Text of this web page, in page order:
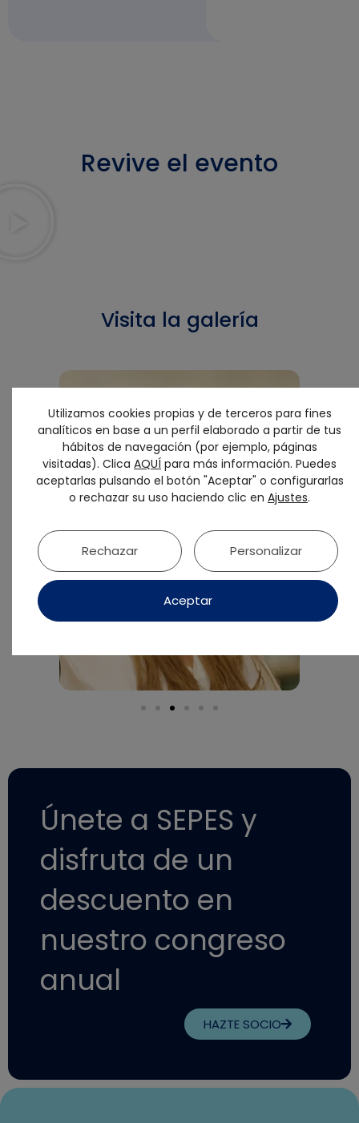
Revive el evento
Visita la galería
Únete a SEPES y
disfruta de un
descuento en
nuestro congreso
anual
HAZTE SOCIO
Utilizamos cookies propias y de terceros para fines
analíticos en base a un perfil elaborado a partir de tus
hábitos de navegación (por ejemplo, páginas
visitadas). Clica AQUÍ para más información. Puedes
aceptarlas pulsando el botón "Aceptar" o configurarlas
o rechazar su uso haciendo clic en Ajustes.
Aceptar
Rechazar Personalizar